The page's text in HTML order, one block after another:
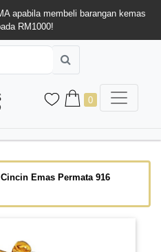
apabila membeli barangan kemas
RM1000!
0
Cincin Emas Permata 916